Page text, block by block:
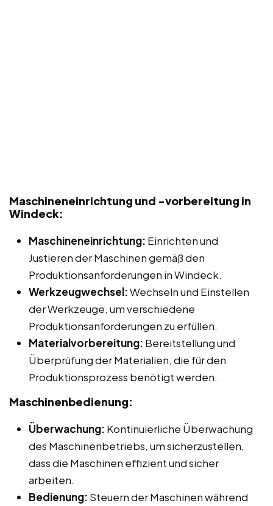
Maschineneinrichtung und -vorbereitung in
Windeck:
Maschineneinrichtung: Einrichten und
Justieren der Maschinen gemäß den
Produktionsanforderungen in Windeck.
Werkzeugwechsel:Wechseln und Einstellen
der Werkzeuge, um verschiedene
Produktionsanforderungen zu erfüllen.
Materialvorbereitung: Bereitstellung und
Überprüfung der Materialien, die für den
Produktionsprozess benötigt werden.
Maschinenbedienung:
Überwachung: Kontinuierliche Überwachung
des Maschinenbetriebs, um sicherzustellen,
dass die Maschinen effizient und sicher
arbeiten.
Bedienung: Steuern der Maschinen während